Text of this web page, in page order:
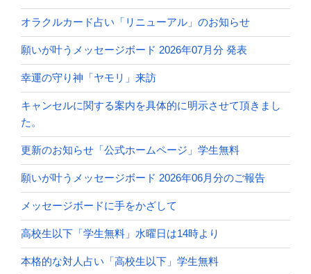
オラクルカード占い「リニューアル」のお知らせ
願いが叶うメッセージボード 2026年07月分 発表
幸運の守り神「ヤモリ」来訪
キャンセルに関する案内を具体的に明示させて頂きまし
た。
更新のお知らせ「公式ホームページ」学生無料
願いが叶うメッセージボード 2026年06月分のご報告
メッセージボードに手をかざして
高校生以下「学生無料」水曜日は14時より
本格的な対人占い「高校生以下」学生無料